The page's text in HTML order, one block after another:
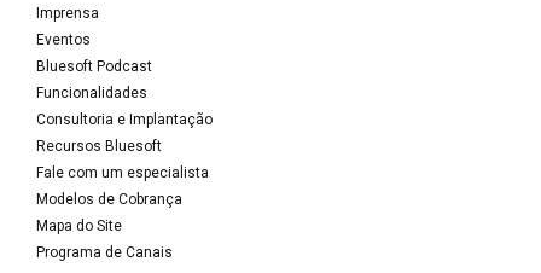
Imprensa
Eventos
Bluesoft Podcast
Funcionalidades
Consultoria e Implantação
Recursos Bluesoft
Fale com um especialista
Modelos de Cobrança
Mapa do Site
Programa de Canais